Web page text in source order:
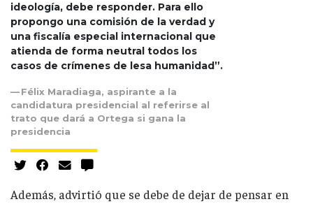
ideología, debe responder. Para ello
propongo una comisión de la verdad y
una fiscalía especial internacional que
atienda de forma neutral todos los
casos de crímenes de lesa humanidad”.
Félix Maradiaga, aspirante a la
candidatura presidencial al referirse al
trato que dará a Ortega si gana la
presidencia
Además, advirtió que se debe de dejar de pensar en